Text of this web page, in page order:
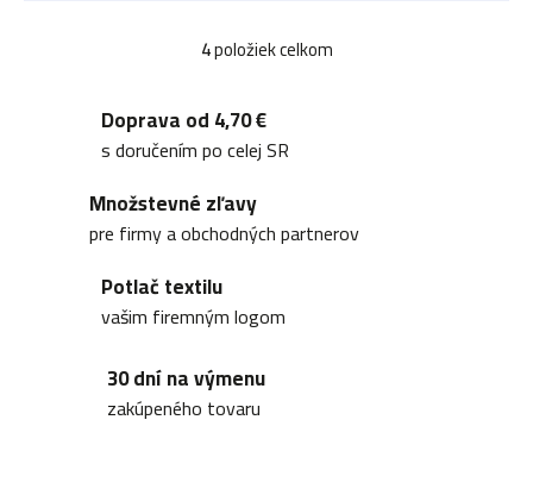
O
v
l
d
c
e
4položiek celkom
Doprava od 4,70 €
s doručením po celej SR
Množstevné zľavy
pre firmy a obchodných partnerov
Potlač textilu
vašim firemným logom
30 dní na výmenu
zakúpeného tovaru